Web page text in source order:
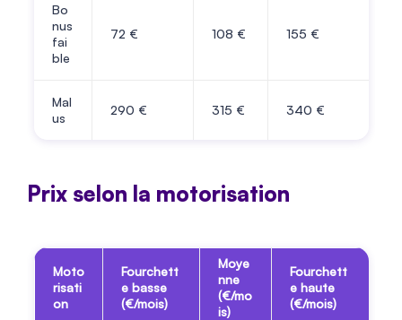
Bo
nus
fai
ble
72 € 108 € 155 €
Mal
us
290 € 315 € 340 €
Prix selon la motorisation
Moto
risati
on
Fourchett
e basse
(€/mois)
Moye
nne
(€/mo
is)
Fourchett
e haute
(€/mois)